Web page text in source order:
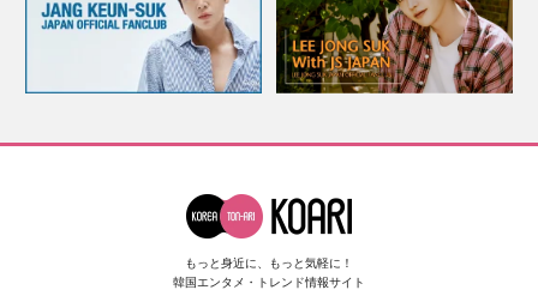
もっと身近に、もっと気軽に！
韓国エンタメ・トレンド情報サイト